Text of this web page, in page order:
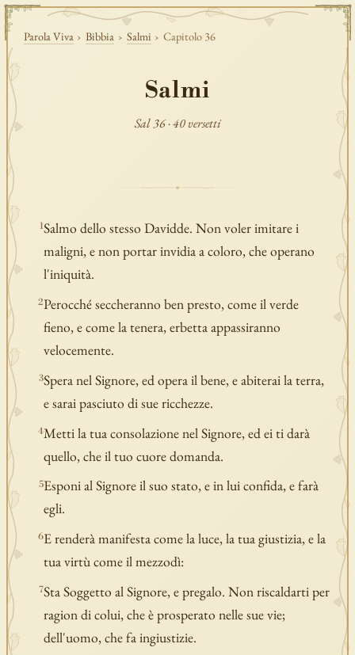
Parola Viva › Bibbia › Salmi › Capitolo 36
Salmi
Sal 36 · 40 versetti
1Salmo dello stesso Davidde. Non voler imitare i
maligni, e non portar invidia a coloro, che operano
l'iniquità.
2Perocché seccheranno ben presto, come il verde
fieno, e come la tenera, erbetta appassiranno
velocemente.
3Spera nel Signore, ed opera il bene, e abiterai la terra,
e sarai pasciuto di sue ricchezze.
4Metti la tua consolazione nel Signore, ed ei ti darà
quello, che il tuo cuore domanda.
5Esponi al Signore il suo stato, e in lui confida, e farà
egli.
6E renderà manifesta come la luce, la tua giustizia, e la
tua virtù come il mezzodì:
7Sta Soggetto al Signore, e pregalo. Non riscaldarti per
ragion di colui, che è prosperato nelle sue vie;
dell'uomo, che fa ingiustizie.